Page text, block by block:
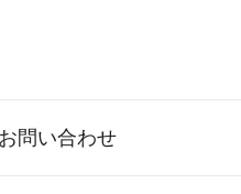
お問い合わせ